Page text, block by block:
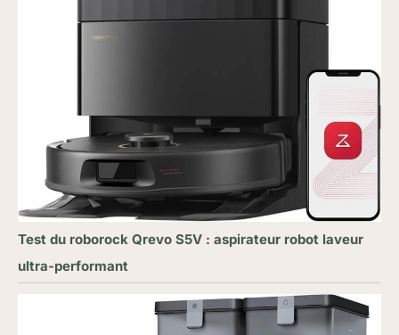
Test du roborock Qrevo S5V : aspirateur robot laveur
ultra-performant